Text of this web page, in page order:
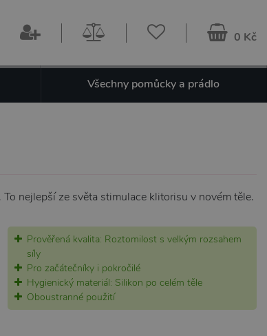
0 Kč
Všechny pomůcky a prádlo
nejlepší ze světa stimulace klitorisu v novém těle.
Prověřená kvalita: Roztomilost s velkým rozsahem
síly
Pro začátečníky i pokročilé
Hygienický materiál: Silikon po celém těle
Oboustranné použití